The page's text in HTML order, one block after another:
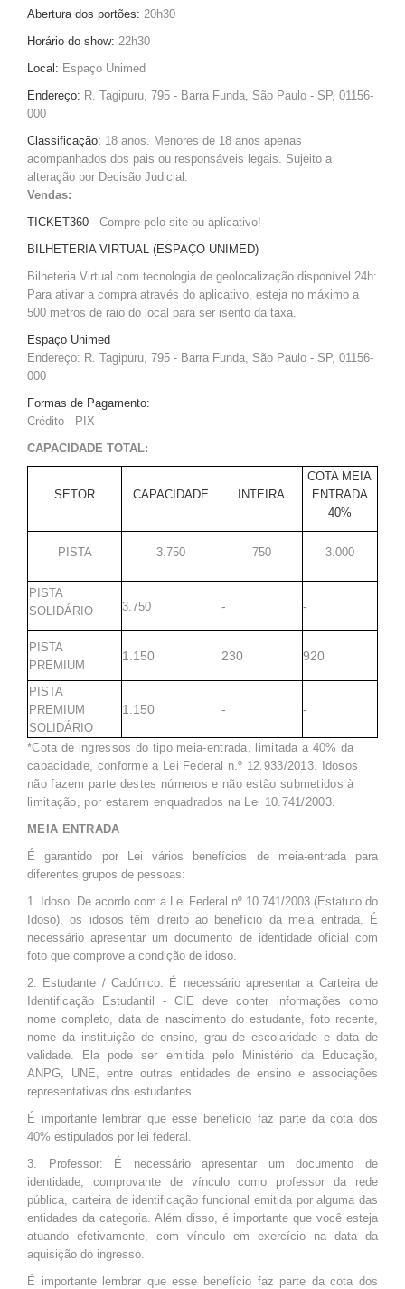
Abertura dos portões: 20h30
Horário do show: 22h30
Local: Espaço Unimed
Endereço: R. Tagipuru, 795 - Barra Funda, São Paulo - SP, 01156-
000
Classificação: 18 anos. Menores de 18 anos apenas
acompanhados dos pais ou responsáveis legais. Sujeito a
alteração por Decisão Judicial.
Vendas:
TICKET360 - Compre pelo site ou aplicativo!
BILHETERIA VIRTUAL (ESPAÇO UNIMED)
Bilheteria Virtual com tecnologia de geolocalização disponível 24h:
Para ativar a compra através do aplicativo, esteja no máximo a
500 metros de raio do local para ser isento da taxa.
Espaço Unimed
Endereço: R. Tagipuru, 795 - Barra Funda, São Paulo - SP, 01156-
000
Formas de Pagamento:
Crédito - PIX
CAPACIDADE TOTAL:
SETOR CAPACIDADE INTEIRA
COTA MEIA
ENTRADA
40%
PISTA 3.750 750 3.000
PISTA
SOLIDÁRIO
3.750 - -
PISTA
PREMIUM
1.150 230 920
PISTA
PREMIUM
SOLIDÁRIO
1.150 - -
*Cota de ingressos do tipo meia-entrada, limitada a 40% da
capacidade, conforme a Lei Federal n.º 12.933/2013. Idosos
não fazem parte destes números e não estão submetidos à
limitação, por estarem enquadrados na Lei 10.741/2003.
MEIA ENTRADA
É garantido por Lei vários benefícios de meia-entrada para
diferentes grupos de pessoas:
1. Idoso: De acordo com a Lei Federal nº 10.741/2003 (Estatuto do
Idoso), os idosos têm direito ao benefício da meia entrada. É
necessário apresentar um documento de identidade oficial com
foto que comprove a condição de idoso.
2. Estudante / Cadúnico: É necessário apresentar a Carteira de
Identificação Estudantil - CIE deve conter informações como
nome completo, data de nascimento do estudante, foto recente,
nome da instituição de ensino, grau de escolaridade e data de
validade. Ela pode ser emitida pelo Ministério da Educação,
ANPG, UNE, entre outras entidades de ensino e associações
representativas dos estudantes.
É importante lembrar que esse benefício faz parte da cota dos
40% estipulados por lei federal.
3. Professor: É necessário apresentar um documento de
identidade, comprovante de vínculo como professor da rede
pública, carteira de identificação funcional emitida por alguma das
entidades da categoria. Além disso, é importante que você esteja
atuando efetivamente, com vínculo em exercício na data da
aquisição do ingresso.
É importante lembrar que esse benefício faz parte da cota dos